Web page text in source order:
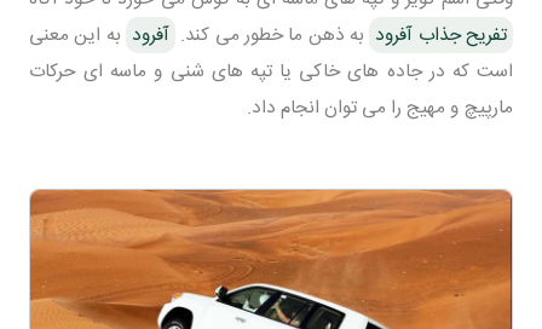
تفریح جذاب آفرود به ذهن ما خطور می کند. آفرود به این معنی
است که در جاده های خاکی یا تپه های شنی و ماسه ای حرکات
مارپیچ و مهیج را می توان انجام داد.